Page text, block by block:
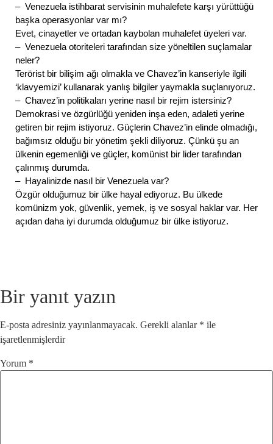
– Venezuela istihbarat servisinin muhalefete karşı yürüttüğü
başka operasyonlar var mı?
Evet, cinayetler ve ortadan kaybolan muhalefet üyeleri var.
– Venezuela otoriteleri tarafından size yöneltilen suçlamalar
neler?
Terörist bir bilişim ağı olmakla ve Chavez’in kanseriyle ilgili
‘klavyemizi’ kullanarak yanlış bilgiler yaymakla suçlanıyoruz.
– Chavez’in politikaları yerine nasıl bir rejim istersiniz?
Demokrasi ve özgürlüğü yeniden inşa eden, adaleti yerine
getiren bir rejim istiyoruz. Güçlerin Chavez’in elinde olmadığı,
bağımsız olduğu bir yönetim şekli diliyoruz. Çünkü şu an
ülkenin egemenliği ve güçler, komünist bir lider tarafından
çalınmış durumda.
– Hayalinizde nasıl bir Venezuela var?
Özgür olduğumuz bir ülke hayal ediyoruz. Bu ülkede
komünizm yok, güvenlik, yemek, iş ve sosyal haklar var. Her
açıdan daha iyi durumda olduğumuz bir ülke istiyoruz.
Bir yanıt yazın
E-posta adresiniz yayınlanmayacak. Gerekli alanlar * ile
işaretlenmişlerdir
Yorum *